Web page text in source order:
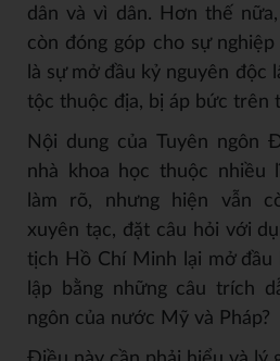
dân và vì dân. Hơn thế
còn đóng góp cho sự
là sự mở đầu kỷ nguyên độc
tộc thuộc địa, bị áp bức trên
Nội dung của Tuyên ngôn
nhà khoa học thuộc nhiều
làm rõ, nhưng hiện vẫn
xuyên tạc, đặt câu hỏi với
tịch Hồ Chí Minh lại mở đầu
lập bằng những câu trích
ngôn của nước Mỹ và Pháp?